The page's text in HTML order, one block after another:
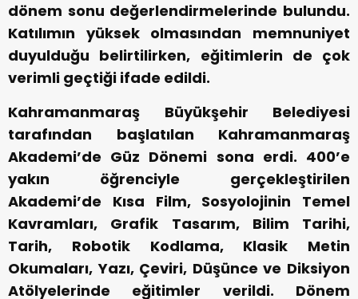
dönem sonu değerlendirmelerinde bulundu.
Katılımın yüksek olmasından memnuniyet
duyulduğu belirtilirken, eğitimlerin de çok
verimli geçtiği ifade edildi.
Kahramanmaraş Büyükşehir Belediyesi
tarafından başlatılan Kahramanmaraş
Akademi’de Güz Dönemi sona erdi. 400’e
yakın öğrenciyle gerçekleştirilen
Akademi’de Kısa Film, Sosyolojinin Temel
Kavramları, Grafik Tasarım, Bilim Tarihi,
Tarih, Robotik Kodlama, Klasik Metin
Okumaları, Yazı, Çeviri, Düşünce ve Diksiyon
Atölyelerinde eğitimler verildi. Dönem